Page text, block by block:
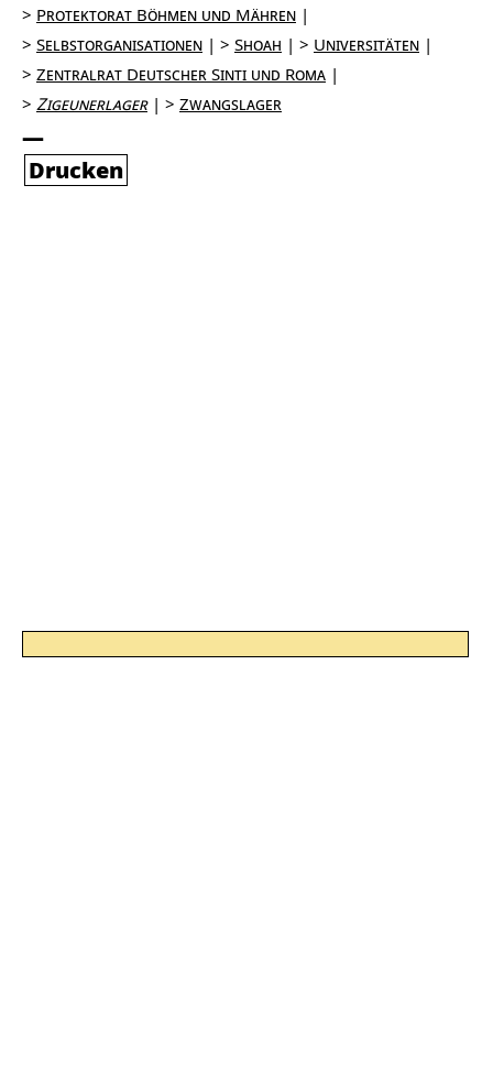
Protektorat Böhmen und Mähren
Selbstorganisationen
Shoah
Universitäten
Zentralrat Deutscher Sinti und Roma
Zigeunerlager
Zwangslager
Drucken